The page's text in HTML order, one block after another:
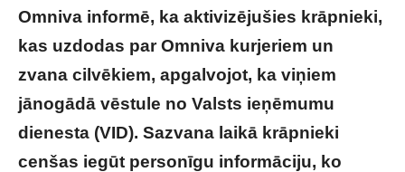
Omniva informē, ka aktivizējušies krāpnieki,
kas uzdodas par Omniva kurjeriem un
zvana cilvēkiem, apgalvojot, ka viņiem
jānogādā vēstule no Valsts ieņēmumu
dienesta (VID). Sazvana laikā krāpnieki
cenšas iegūt personīgu informāciju, ko